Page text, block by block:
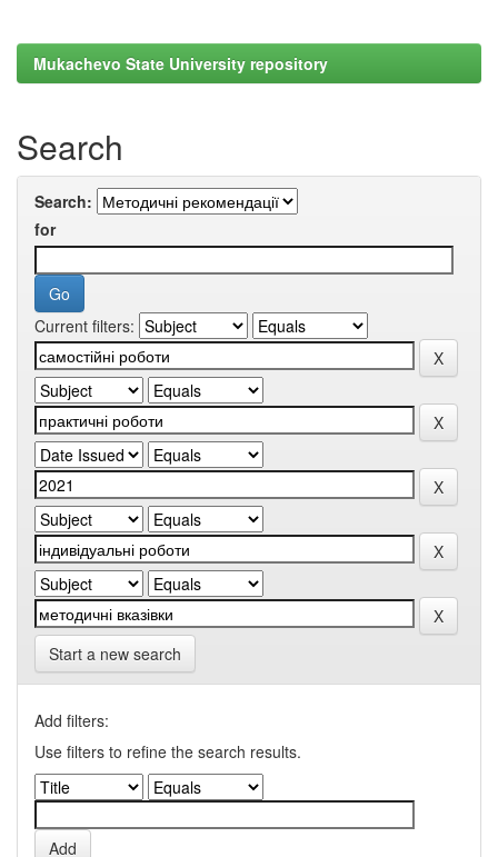
Mukachevo State University repository
Search
Search:
for
Current filters:
Start a new search
Add filters:
Use filters to refine the search results.